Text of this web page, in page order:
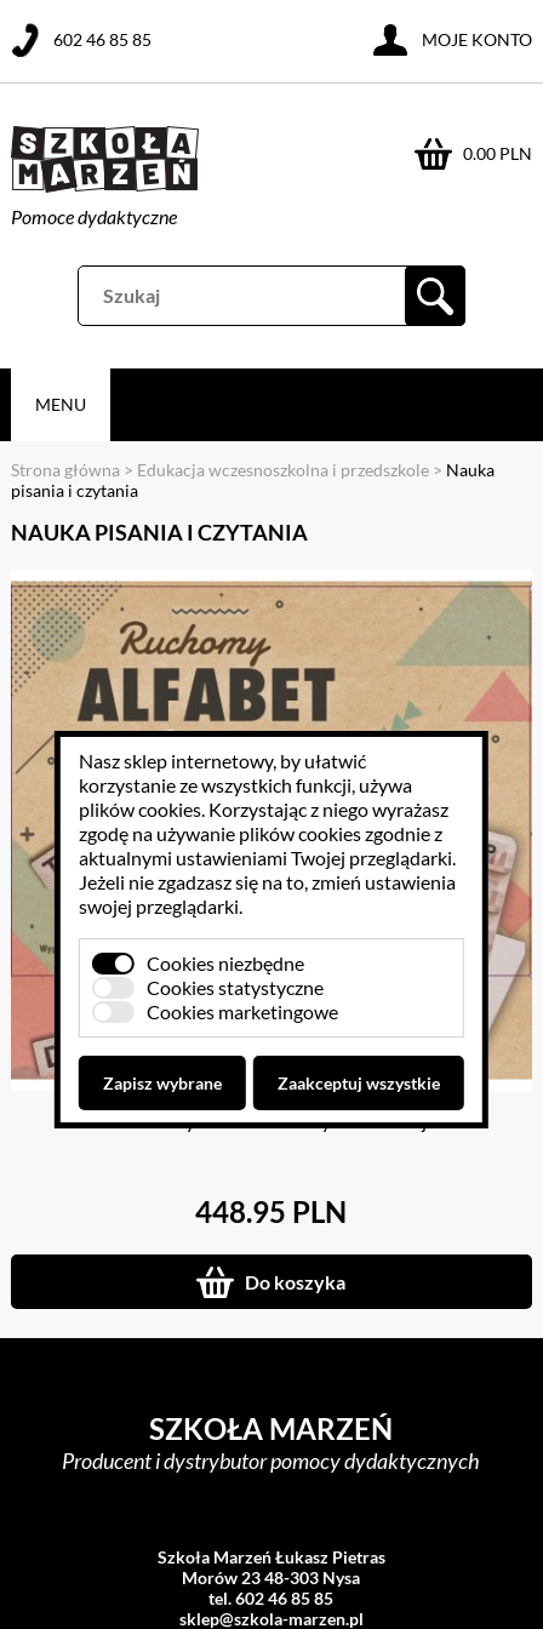
Pomoce dydaktyczne
0.00 PLN
602 46 85 85 MOJE KONTO
MENU
Strona główna > Edukacja wczesnoszkolna i przedszkole> Nauka
pisania i czytania
NAUKA PISANIA I CZYTANIA
Ruchomy Alfabet Elżbiety Wianeckiej
448.95 PLN
Do koszyka
SZKOŁA MARZEŃ
Producent i dystrybutor pomocy dydaktycznych
Szkoła Marzeń Łukasz Pietras
Morów 23 48-303 Nysa
tel. 602 46 85 85
sklep@szkola-marzen.pl
Nasz sklep internetowy, by ułatwić
korzystanie ze wszystkich funkcji, używa
plików cookies. Korzystając z niego wyrażasz
zgodę na używanie plików cookies zgodnie z
aktualnymi ustawieniami Twojej przeglądarki.
Jeżeli nie zgadzasz się na to, zmień ustawienia
swojej przeglądarki.
Cookies niezbędne
Cookies statystyczne
Cookies marketingowe
Zapisz wybrane Zaakceptuj wszystkie